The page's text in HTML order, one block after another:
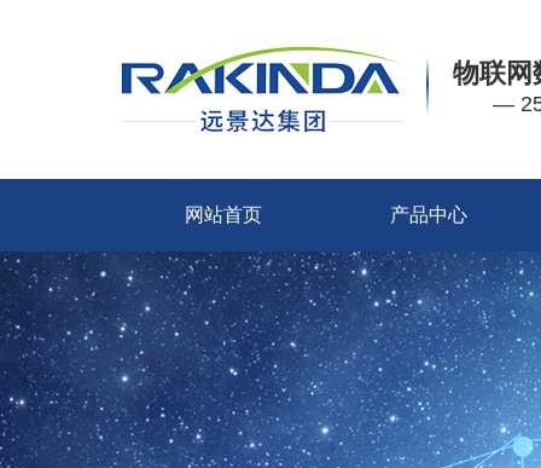
物联网
—
网站首页 产品中心